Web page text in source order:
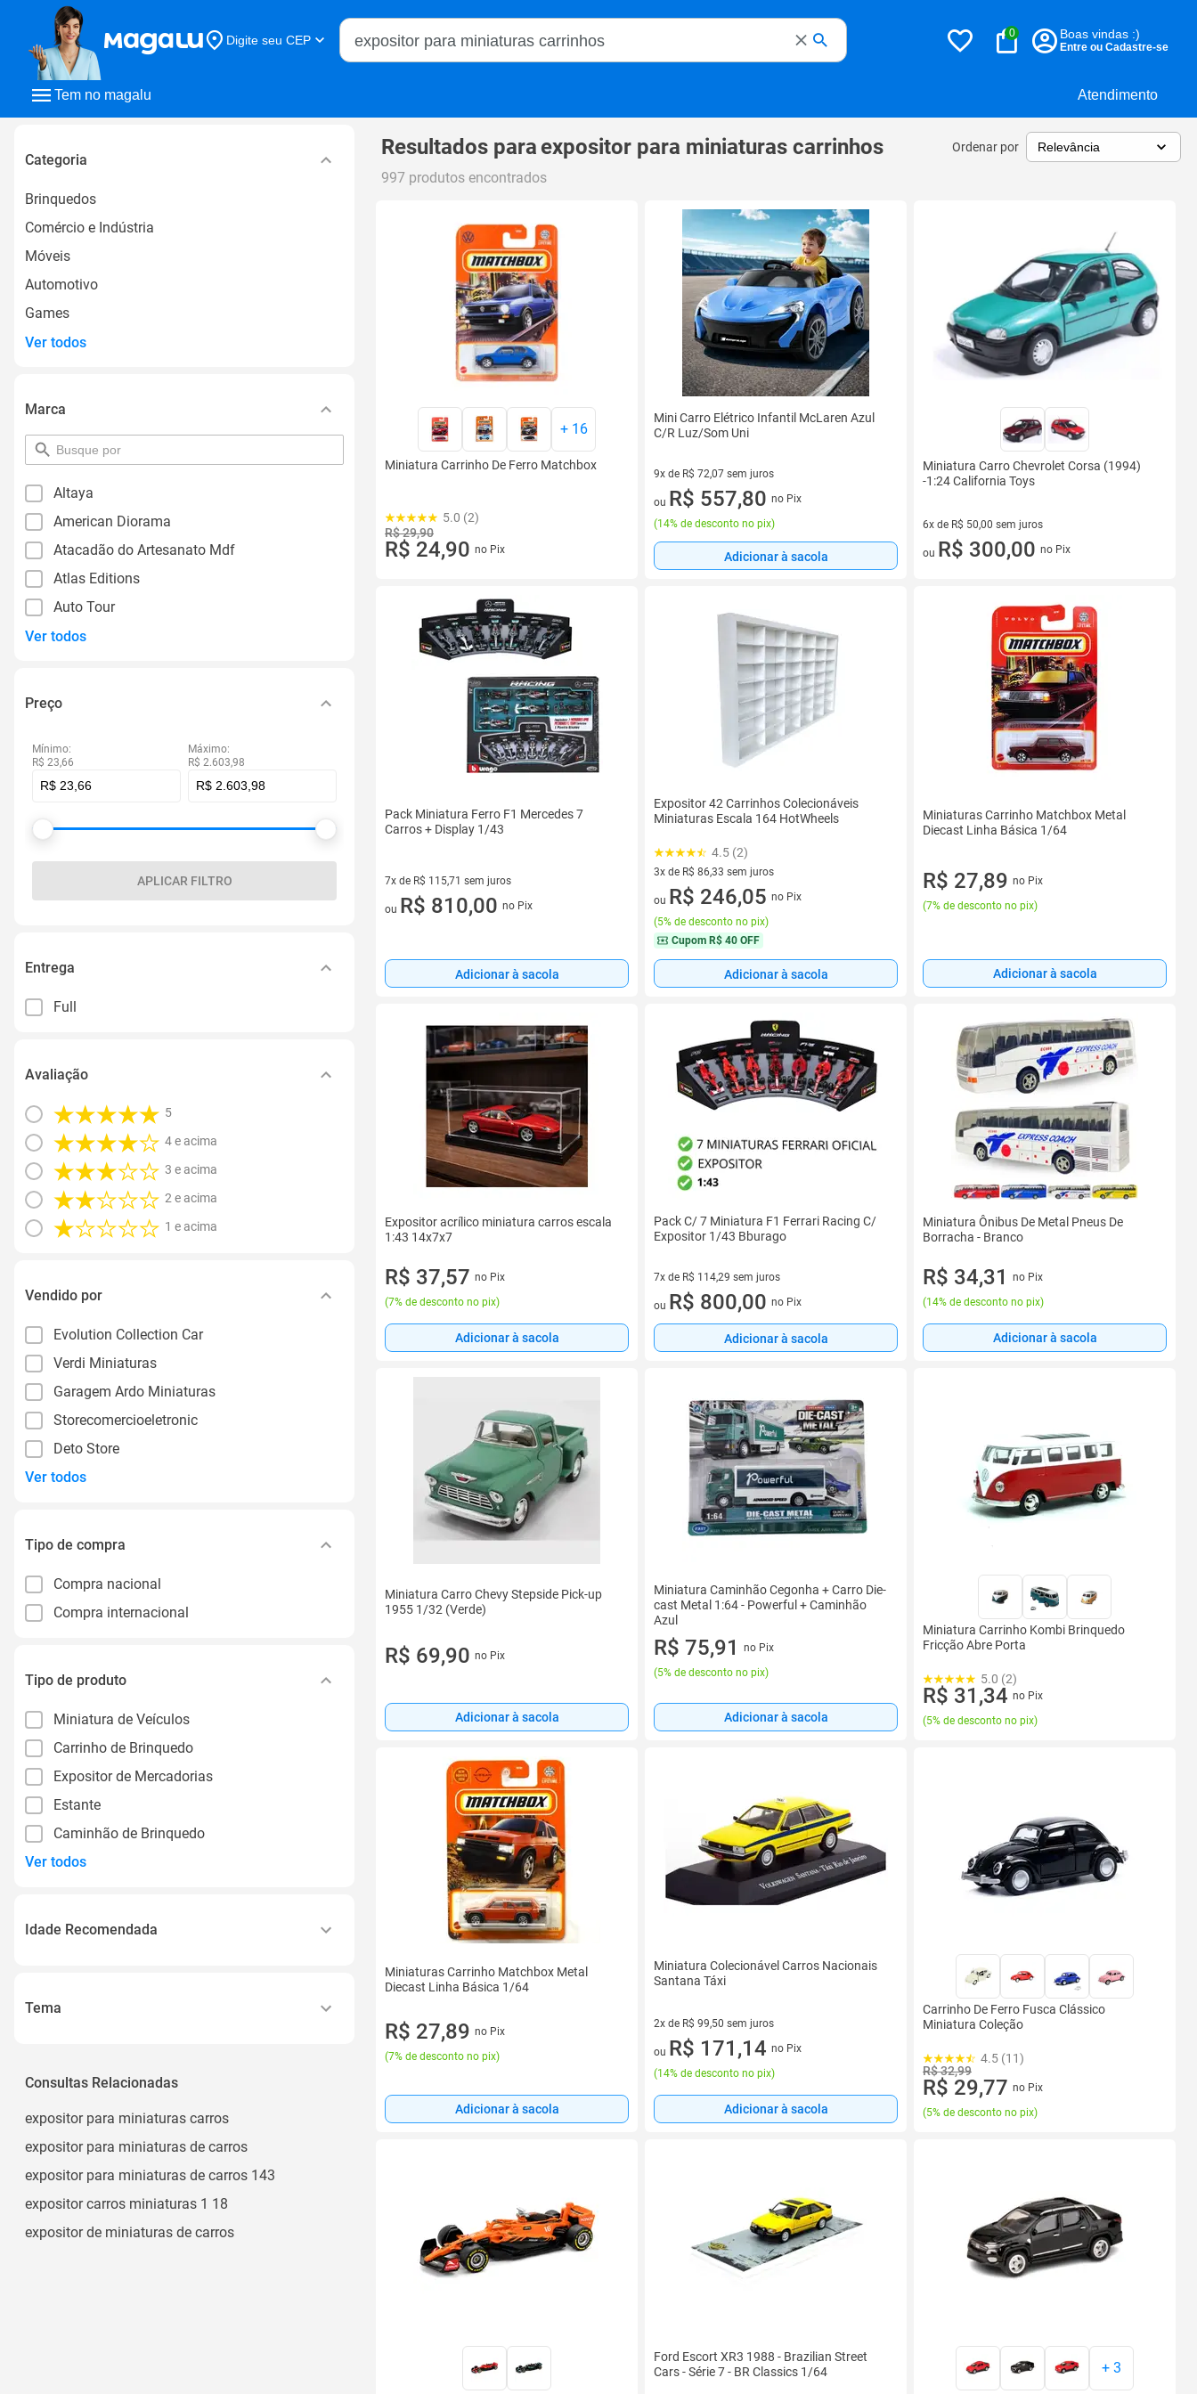
Tem no magalu Atendimento
Digite seu CEP
Buscar no Magalu
0 Boas vindas :)
Entre ou Cadastre-se
Categoria
Brinquedos
Comércio e Indústria
Móveis
Automotivo
Games
Ver todos
Marca
pesquisar
por
Altaya
American Diorama
Atacadão do Artesanato Mdf
Atlas Editions
Auto Tour
Ver todos
Preço
Mínimo:
R$ 23,66
Máximo:
R$ 2.603,98
APLICAR FILTRO
Entrega
Full
Avaliação
5
4 e acima
3 e acima
2 e acima
1 e acima
Vendido por
Evolution Collection Car
Verdi Miniaturas
Garagem Ardo Miniaturas
Storecomercioeletronic
Deto Store
Ver todos
Tipo de compra
Compra nacional
Compra internacional
Tipo de produto
Miniatura de Veículos
Carrinho de Brinquedo
Expositor de Mercadorias
Estante
Caminhão de Brinquedo
Ver todos
Idade Recomendada
5-7 Anos
Ver todos
Tema
Stock Car
Consultas Relacionadas
expositor para miniaturas carros
expositor para miniaturas de carros
expositor para miniaturas de carros 143
expositor carros miniaturas 1 18
expositor de miniaturas de carros
Resultados paraexpositor para miniaturas carrinhos Ordenar por
997 produtos encontrados
+ 16
Miniatura Carrinho De Ferro Matchbox
5.0 (2)
R$ 29,90
R$ 24,90 no Pix
Mini Carro Elétrico Infantil McLaren Azul
C/R Luz/Som Uni
9x de R$ 72,07 sem juros
9 vez de R$ 72,07 sem juros
ou R$ 557,80 no Pix
(14% de desconto no pix)
Adicionar à sacola
Miniatura Carro Chevrolet Corsa (1994)
-1:24 California Toys
6x de R$ 50,00 sem juros
6 vez de R$ 50,00 sem juros
ou R$ 300,00 no Pix
Pack Miniatura Ferro F1 Mercedes 7
Carros + Display 1/43
7x de R$ 115,71 sem juros
7 vez de R$ 115,71 sem juros
ou R$ 810,00 no Pix
Adicionar à sacola
Expositor 42 Carrinhos Colecionáveis
Miniaturas Escala 164 HotWheels
4.5 (2)
3x de R$ 86,33 sem juros
3 vez de R$ 86,33 sem juros
ou R$ 246,05 no Pix
(5% de desconto no pix)
Cupom R$ 40 OFF
Adicionar à sacola
Miniaturas Carrinho Matchbox Metal
Diecast Linha Básica 1/64
R$ 27,89 no Pix
(7% de desconto no pix)
Adicionar à sacola
Expositor acrílico miniatura carros escala
1:43 14x7x7
R$ 37,57 no Pix
(7% de desconto no pix)
Adicionar à sacola
Pack C/ 7 Miniatura F1 Ferrari Racing C/
Expositor 1/43 Bburago
7x de R$ 114,29 sem juros
7 vez de R$ 114,29 sem juros
ou R$ 800,00 no Pix
Adicionar à sacola
Miniatura Ônibus De Metal Pneus De
Borracha - Branco
R$ 34,31
no Pix
(14% de desconto no pix)
Adicionar à sacola
Miniatura Carro Chevy Stepside Pick-up
1955 1/32 (Verde)
R$ 69,90 no Pix
Adicionar à sacola
Miniatura Caminhão Cegonha + Carro Die-
cast Metal 1:64 - Powerful + Caminhão
Azul
R$ 75,91
no Pix
(5% de desconto no pix)
Adicionar à sacola
Miniatura Carrinho Kombi Brinquedo
Fricção Abre Porta
5.0 (2)
R$ 31,34 no Pix
(5% de desconto no pix)
Miniaturas Carrinho Matchbox Metal
Diecast Linha Básica 1/64
R$ 27,89 no Pix
(7% de desconto no pix)
Adicionar à sacola
Miniatura Colecionável Carros Nacionais
Santana Táxi
2x de R$ 99,50 sem juros
2 vez de R$ 99,50 sem juros
ou R$ 171,14 no Pix
(14% de desconto no pix)
Adicionar à sacola
Carrinho De Ferro Fusca Clássico
Miniatura Coleção
4.5 (11)
R$ 32,99
R$ 29,77 no Pix
(5% de desconto no pix)
Ford Escort XR3 1988 - Brazilian Street
Cars - Série 7 - BR Classics 1/64
+ 3